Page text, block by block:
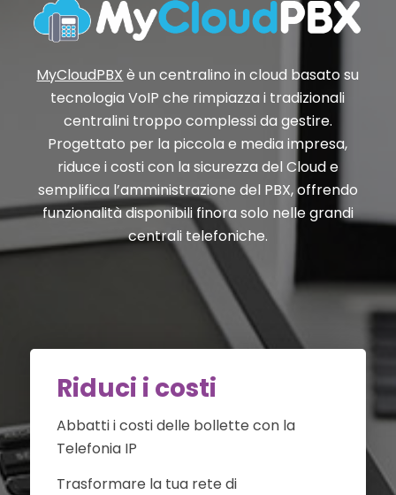
MyCloudPBX è un centralino in cloud basato su
tecnologia VoIP che rimpiazza i tradizionali
centralini troppo complessi da gestire.
Progettato per la piccola e media impresa,
riduce i costi con la sicurezza del Cloud e
semplifica l’amministrazione del PBX, offrendo
funzionalità disponibili finora solo nelle grandi
centrali telefoniche.
Riduci i costi
Abbatti i costi delle bollette con la
Telefonia IP
Trasformare la tua rete di